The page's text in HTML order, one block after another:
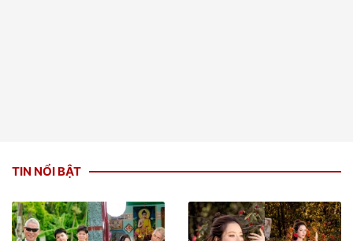
TIN NỔI BẬT